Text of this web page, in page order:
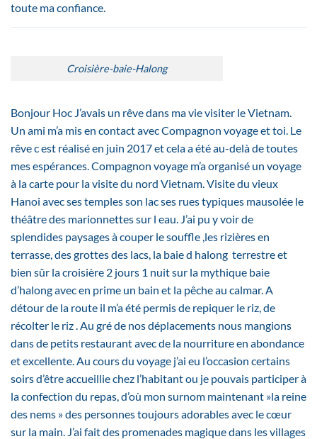
toute ma confiance.
Croisière-baie-Halong
Bonjour Hoc J’avais un rêve dans ma vie visiter le Vietnam.
Un ami m’a mis en contact avec Compagnon voyage et toi. Le
rêve c est réalisé en juin 2017 et cela a été au-delà de toutes
mes espérances. Compagnon voyage m’a organisé un voyage
à la carte pour la visite du nord Vietnam. Visite du vieux
Hanoi avec ses temples son lac ses rues typiques mausolée le
théâtre des marionnettes sur l eau. J’ai pu y voir de
splendides paysages à couper le souffle ,les rizières en
terrasse, des grottes des lacs, la baie d halong terrestre et
bien sûr la croisière 2 jours 1 nuit sur la mythique baie
d’halong avec en prime un bain et la pêche au calmar. A
détour de la route il m’a été permis de repiquer le riz, de
récolter le riz . Au gré de nos déplacements nous mangions
dans de petits restaurant avec de la nourriture en abondance
et excellente. Au cours du voyage j’ai eu l’occasion certains
soirs d’être accueillie chez l’habitant ou je pouvais participer à
la confection du repas, d’où mon surnom maintenant »la reine
des nems » des personnes toujours adorables avec le cœur
sur la main. J’ai fait des promenades magique dans les villages